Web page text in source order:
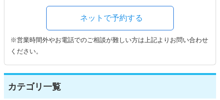
ネットで予約する
※営業時間外やお電話でのご相談が難しい方は上記よりお問い合わせ
ください。
カテゴリ一覧